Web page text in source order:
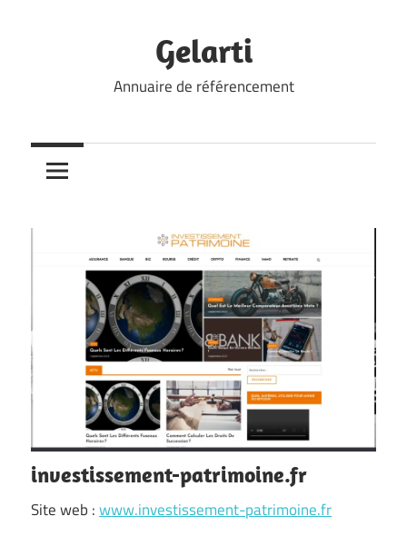
Gelarti
Annuaire de référencement
investissement-patrimoine.fr
Site web :www.investissement-patrimoine.fr